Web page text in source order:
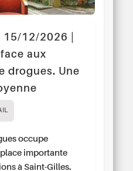
12/2026 |
aux
drogues. Une
occupe
importante
à Saint-Gilles.